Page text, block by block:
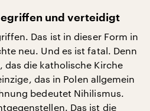
und verteidigt
Das ist in dieser Form in
neu. Und es ist fatal. Denn
das die katholische Kirche
das in Polen allgemein
bedeutet Nihilismus.
Das ist die